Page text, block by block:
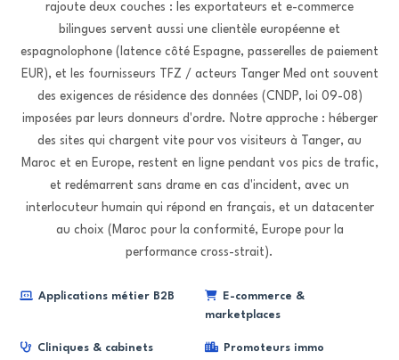
rajoute deux couches : les exportateurs et e-commerce
bilingues servent aussi une clientèle européenne et
espagnolophone (latence côté Espagne, passerelles de paiement
EUR), et les fournisseurs TFZ / acteurs Tanger Med ont souvent
des exigences de résidence des données (CNDP, loi 09-08)
imposées par leurs donneurs d'ordre. Notre approche : héberger
des sites qui chargent vite pour vos visiteurs à Tanger, au
Maroc et en Europe, restent en ligne pendant vos pics de trafic,
et redémarrent sans drame en cas d'incident, avec un
interlocuteur humain qui répond en français, et un datacenter
au choix (Maroc pour la conformité, Europe pour la
performance cross-strait).
Applications métier B2B
E-commerce &
marketplaces
Cliniques & cabinets
Promoteurs immo